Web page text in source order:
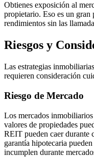
Obtienes exposición al
propietario. Eso es un gran
rendimientos sin las
Riesgos y
Las estrategias
requieren consideración
Riesgo de Mercado
Los mercados
valores de propiedades
REIT pueden caer durante
garantía hipotecaria
incumplen durante